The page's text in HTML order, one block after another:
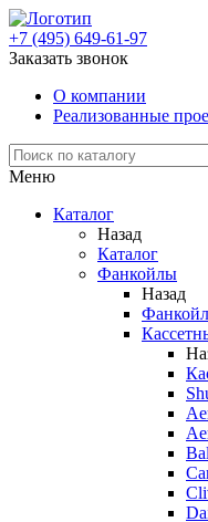
+7 (495) 649-61-97
Заказать звонок
О компании
Реализованные
Меню
Каталог
Назад
Каталог
Фанкойлы
Назад